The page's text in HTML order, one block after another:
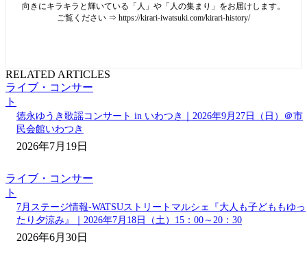
向きにキラキラと輝いている「人」や「人の集まり」をお届けします。
ご覧ください ⇒ https://kirari-iwatsuki.com/kirari-history/
RELATED ARTICLES
ライブ・コンサー
ト
徳永ゆうき歌謡コンサート in いわつき｜2026年9月27日（日）＠市
民会館いわつき
2026年7月19日
ライブ・コンサー
ト
7月ステージ情報-WATSUストリートマルシェ『大人も子どももゆっ
たり夕涼み』｜2026年7月18日（土）15：00～20：30
2026年6月30日